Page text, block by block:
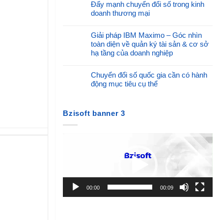
Đẩy mạnh chuyển đổi số trong kinh
doanh thương mại
Giải pháp IBM Maximo – Góc nhìn
toàn diện về quản ký tài sản & cơ sở
hạ tầng của doanh nghiệp
Chuyển đổi số quốc gia cần có hành
động mục tiêu cụ thể
Bzisoft banner 3
00:00 00:09